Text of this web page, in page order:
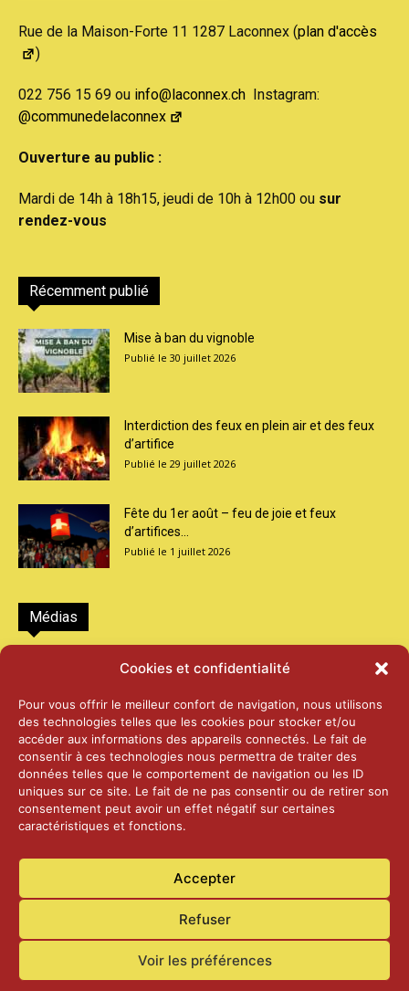
Cookies et confidentialité
Pour vous offrir le meilleur confort de navigation, nous utilisons
des technologies telles que les cookies pour stocker et/ou
accéder aux informations des appareils connectés. Le fait de
consentir à ces technologies nous permettra de traiter des
données telles que le comportement de navigation ou les ID
uniques sur ce site. Le fait de ne pas consentir ou de retirer son
consentement peut avoir un effet négatif sur certaines
caractéristiques et fonctions.
Accepter
Refuser
Voir les préférences
Rue de la Maison-Forte 11 1287 Laconnex (plan d'accès
)
022 756 15 69 ou info@laconnex.ch Instagram:
@communedelaconnex
Ouverture au public :
Mardi de 14h à 18h15, jeudi de 10h à 12h00 ou sur
rendez-vous
Récemment publié
Mise à ban du vignoble
30 juillet 2026
Interdiction des feux en plein air et des feux
d’artifice
29 juillet 2026
Fête du 1er août – feu de joie et feux
d’artifices...
1 juillet 2026
Médias
2026 – Laiterie d’Orsières et Abbaye de St-
25 juin 2026
2025 – Palais Fédéral – Berne
25 juin 2026
14 janvier 2025
Actualités Contact Confidentialité